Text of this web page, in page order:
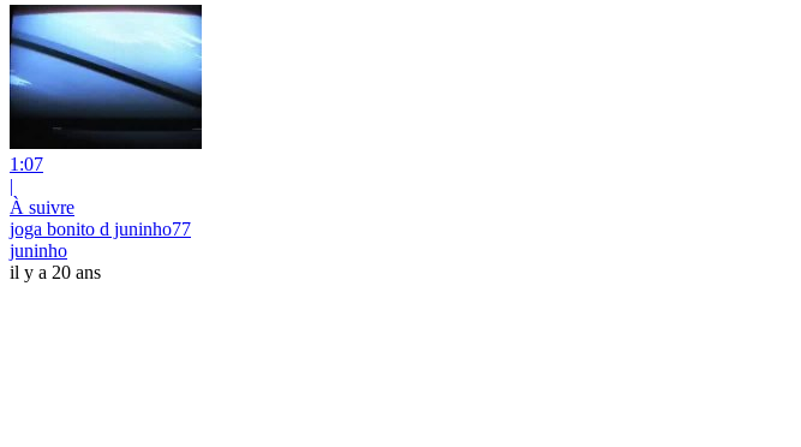
1:07
|
À suivre
joga bonito d juninho77
juninho
il y a 20 ans